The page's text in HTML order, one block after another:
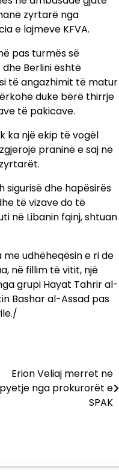
zyrtarë nga
e lajmeve KFVA.
pas turmës së
Berlini është
të angazhimit të matur
duke bërë thirrje
të pakicave.
ka një ekip të vogël
praninë e saj në
sigurisë dhe hapësirës
të vizave do të
në Libanin fqinj, shtuan
udhëheqësin e ri de
në fillim të vitit, një
grupi Hayat Tahrir al-
Bashar al-Assad pas
Erion Veliaj merret në
pyetje nga prokurorët e
SPAK